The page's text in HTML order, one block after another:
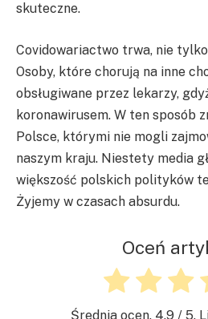
skuteczne.
Covidowariactwo trwa, nie
Osoby, które chorują na inne
obsługiwane przez lekarzy,
koronawirusem. W ten sposób
Polsce, którymi nie mogli
naszym kraju. Niestety media
większość polskich polityków
Żyjemy w czasach absurdu.
Oceń
Średnia ocen. 4.9 / 5.